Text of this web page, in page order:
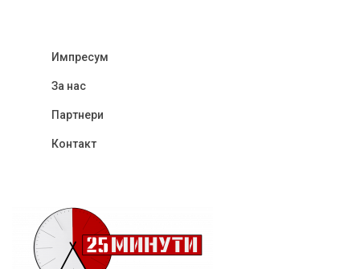
Импресум
За нас
Партнери
Контакт